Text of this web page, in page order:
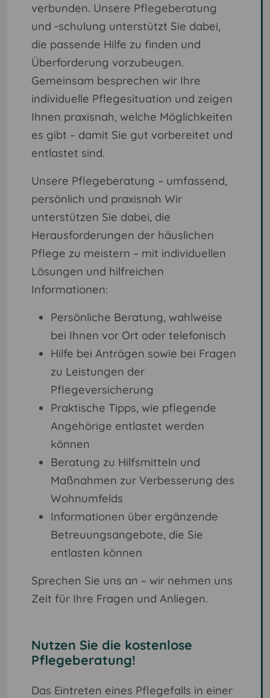
verbunden. Unsere Pflegeberatung
und -schulung unterstützt Sie dabei,
die passende Hilfe zu finden und
Überforderung vorzubeugen.
Gemeinsam besprechen wir Ihre
individuelle Pflegesituation und zeigen
Ihnen praxisnah, welche Möglichkeiten
es gibt – damit Sie gut vorbereitet und
entlastet sind.
Unsere Pflegeberatung – umfassend,
persönlich und praxisnah Wir
unterstützen Sie dabei, die
Herausforderungen der häuslichen
Pflege zu meistern – mit individuellen
Lösungen und hilfreichen
Informationen:
Persönliche Beratung, wahlweise
bei Ihnen vor Ort oder telefonisch
Hilfe bei Anträgen sowie bei Fragen
zu Leistungen der
Pflegeversicherung
Praktische Tipps, wie pflegende
Angehörige entlastet werden
können
Beratung zu Hilfsmitteln und
Maßnahmen zur Verbesserung des
Wohnumfelds
Informationen über ergänzende
Betreuungsangebote, die Sie
entlasten können
Sprechen Sie uns an – wir nehmen uns
Zeit für Ihre Fragen und Anliegen.
Nutzen Sie die kostenlose
Pflegeberatung!
Das Eintreten eines Pflegefalls in einer